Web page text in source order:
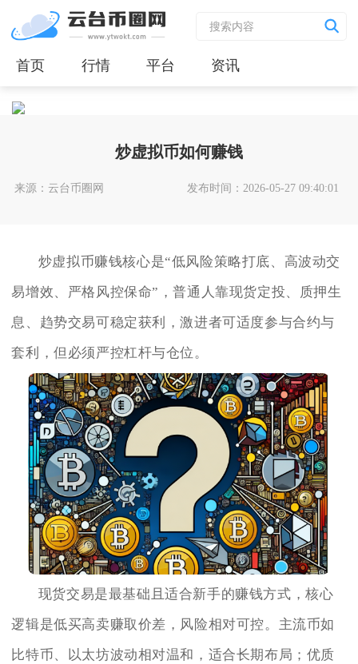
首页 行情 平台 资讯
炒虚拟币如何赚钱
来源：云台币圈网 发布时间：2026-05-27 09:40:01
炒虚拟币赚钱核心是“低风险策略打底、高波动交
易增效、严格风控保命”，普通人靠现货定投、质押生
息、趋势交易可稳定获利，激进者可适度参与合约与
套利，但必须严控杠杆与仓位。
现货交易是最基础且适合新手的赚钱方式，核心
逻辑是低买高卖赚取价差，风险相对可控。主流币如
比特币、以太坊波动相对温和，适合长期布局；优质